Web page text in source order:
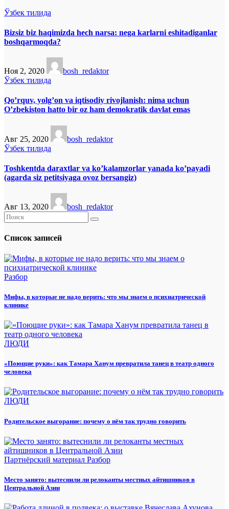
Ўзбек тилида
Bizsiz biz haqimizda hech narsa: nega karlarni eshitadiganlar
boshqarmoqda?
Ноя 2, 2020
bosh_redaktor
Ўзбек тилида
Qo’rquv, yolg’on va iqtisodiy rivojlanish: nima uchun
O’zbekiston hatto bir oz ham demokratik davlat emas
Авг 25, 2020
bosh_redaktor
Ўзбек тилида
Toshkentda daraxtlar va ko’kalamzorlar yanada ko’payadi
(agarda siz petitsiyaga ovoz bersangiz)
Авг 13, 2020 bosh_redaktor
Список записей
Разбор
Мифы, в которые не надо верить: что мы знаем о психиатрической
клинике
ЛЮДИ
«Поющие руки»: как Тамара Ханум превратила танец в театр одного
человека
ЛЮДИ
Родительское выгорание: почему о нём так трудно говорить
Партнёрский материал Разбор
Место занято: вытеснили ли релоканты местных айтишников в
Центральной Азии